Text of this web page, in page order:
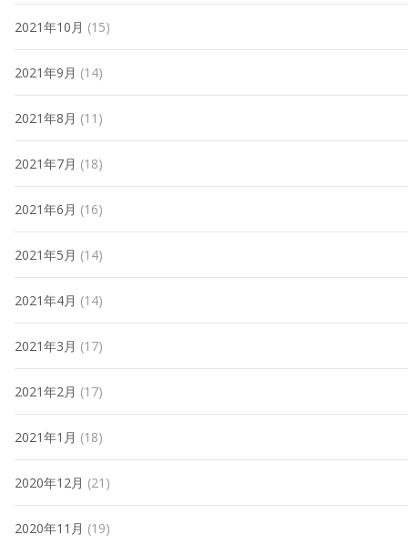
2021年10月 (15)
2021年9月 (14)
2021年8月 (11)
2021年7月 (18)
2021年6月 (16)
2021年5月 (14)
2021年4月 (14)
2021年3月 (17)
2021年2月 (17)
2021年1月 (18)
2020年12月 (21)
2020年11月 (19)